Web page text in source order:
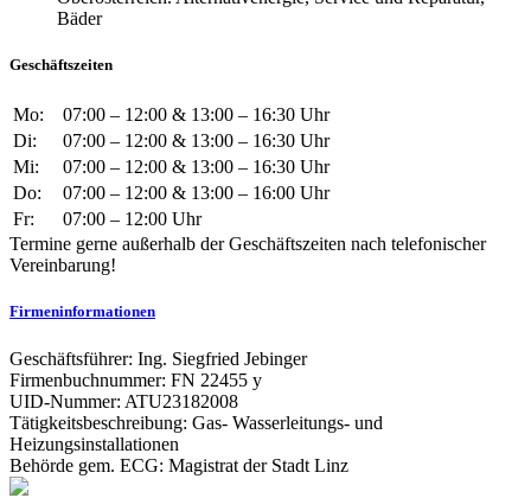
Geschäftszeiten
Mo:
07:00 – 12:00 & 13:00 – 16:30 Uhr
Di:
07:00 – 12:00 & 13:00 – 16:30 Uhr
Mi:
07:00 – 12:00 & 13:00 – 16:30 Uhr
Do:
07:00 – 12:00 & 13:00 – 16:00 Uhr
Fr:
07:00 – 12:00 Uhr
Termine gerne außerhalb der Geschäftszeiten nach telefonischer
Vereinbarung!
Firmeninformationen
Geschäftsführer: Ing. Siegfried Jebinger
Firmenbuchnummer: FN 22455 y
UID-Nummer: ATU23182008
Tätigkeitsbeschreibung: Gas- Wasserleitungs- und
Heizungsinstallationen
Behörde gem. ECG: Magistrat der Stadt Linz